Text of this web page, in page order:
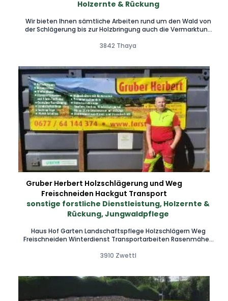
Holzernte & Rückung
Wir bieten Ihnen sämtliche Arbeiten rund um den Wald von
der Schlägerung bis zur Holzbringung auch die Vermarktung
alles für sie. Auch das Mulchen von Wegrändern bis zu einer
3842 Thaya
Gruber Herbert Holzschlägerung und Weg
Freischneiden Hackgut Transport
sonstige forstliche Dienstleistung, Holzernte &
Rückung, Jungwaldpflege
Haus Hof Garten Landschaftspflege Holzschlägern Weg
Freischneiden Winterdienst Transportarbeiten Rasenmähen
3910 Zwettl